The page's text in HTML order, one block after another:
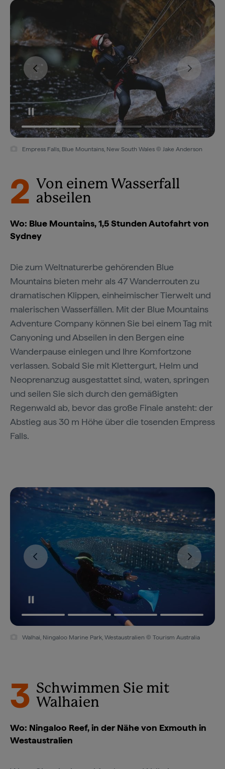
Empress Falls, Blue Mountains National Park, New South Wales ©
2
Von einem Wasserfall
abseilen
Wo: Blue Mountains, 1,5 Stunden Autofahrt von
Sydney
Die zum Weltnaturerbe gehörenden Blue
Mountains bieten mehr als 47 Wanderrouten zu
dramatischen Klippen, einheimischer Tierwelt und
malerischen Wasserfällen. Mit der Blue Mountains
Adventure Company können Sie bei einem Tag mit
Canyoning und Abseilen in den Bergen eine
Wanderpause einlegen und Ihre Komfortzone
verlassen. Sobald Sie mit Klettergurt, Helm und
Neoprenanzug ausgestattet sind, waten, springen
und seilen Sie sich durch den gemäßigten
Regenwald ab, bevor das große Finale ansteht: der
Abstieg aus 30 m Höhe über die tosenden Empress
Falls.
Walhai, Ningaloo Marine Park, Westaustralien © Tourism Western
3 Schwimmen Sie mit
Walhaien
Wo: Ningaloo Reef, in der Nähe von Exmouth in
Westaustralien